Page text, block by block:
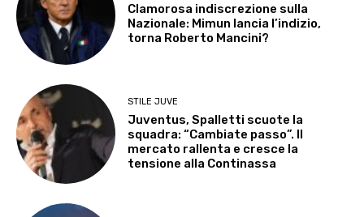
Clamorosa indiscrezione sulla
Nazionale: Mimun lancia l’indizio,
torna Roberto Mancini?
STILE JUVE
Juventus, Spalletti scuote la
squadra: “Cambiate passo”. Il
mercato rallenta e cresce la
tensione alla Continassa